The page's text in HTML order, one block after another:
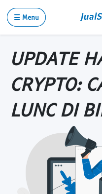
☰ Menu
UPDATE
CRYPTO:
LUNC DI